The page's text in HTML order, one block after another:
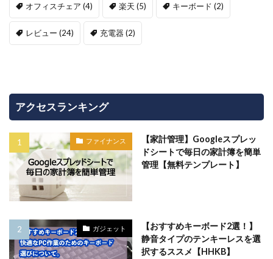
オフィスチェア (4) 楽天 (5) キーボード (2)
レビュー (24) 充電器 (2)
アクセスランキング
ファイナンス
【家計管理】Googleスプレッ
ドシートで毎日の家計簿を簡単
管理【無料テンプレート】
ガジェット
【おすすめキーボード2選！】
静音タイプのテンキーレスを選
択するススメ【HHKB】